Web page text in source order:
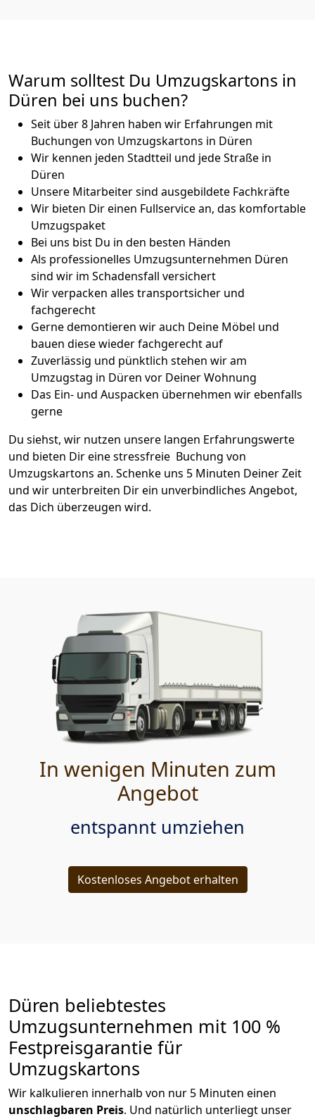
Warum solltest Du Umzugskartons in
Düren bei uns buchen?
Seit über 8 Jahren haben wir Erfahrungen mit
Buchungen von Umzugskartons in Düren
Wir kennen jeden Stadtteil und jede Straße in
Düren
Unsere Mitarbeiter sind ausgebildete Fachkräfte
Wir bieten Dir einen Fullservice an, das komfortable
Umzugspaket
Bei uns bist Du in den besten Händen
Als professionelles Umzugsunternehmen Düren
sind wir im Schadensfall versichert
Wir verpacken alles transportsicher und
fachgerecht
Gerne demontieren wir auch Deine Möbel und
bauen diese wieder fachgerecht auf
Zuverlässig und pünktlich stehen wir am
Umzugstag in Düren vor Deiner Wohnung
Das Ein- und Auspacken übernehmen wir ebenfalls
gerne
Du siehst, wir nutzen unsere langen Erfahrungswerte
und bieten Dir eine stressfreie Buchung von
Umzugskartons an. Schenke uns 5 Minuten Deiner Zeit
und wir unterbreiten Dir ein unverbindliches Angebot,
das Dich überzeugen wird.
In wenigen Minuten zum
Angebot
entspannt umziehen
Kostenloses Angebot erhalten
Düren beliebtestes
Umzugsunternehmen mit 100 %
Festpreisgarantie für
Umzugskartons
Wir kalkulieren innerhalb von nur 5 Minuten einen
unschlagbaren Preis. Und natürlich unterliegt unser